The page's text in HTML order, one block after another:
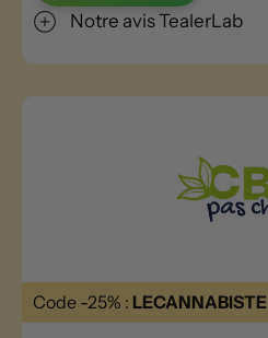
Notre avis TealerLab
Code -25% : LECANNABISTE